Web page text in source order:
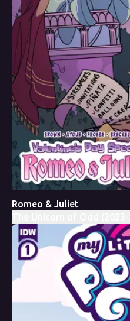
Romeo & Juliet